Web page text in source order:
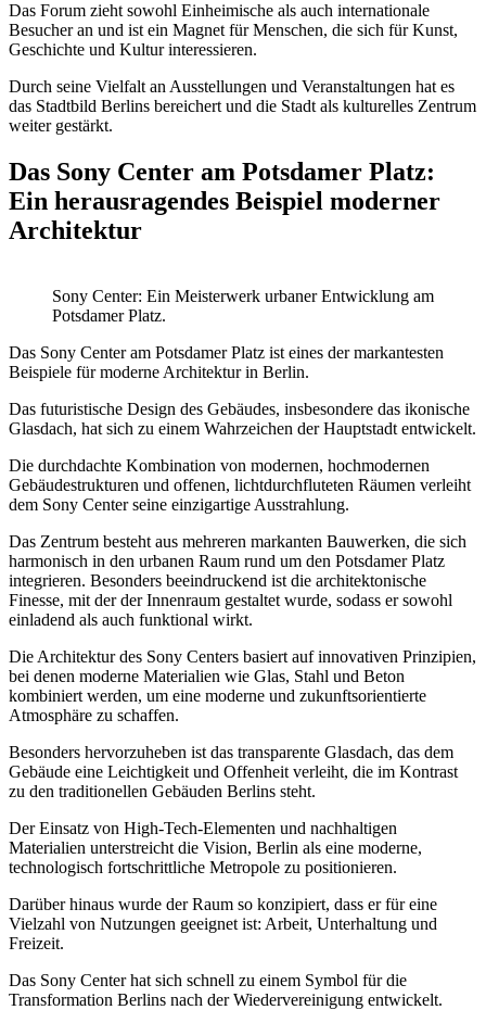
Das Forum zieht sowohl Einheimische als auch internationale
Besucher an und ist ein Magnet für Menschen, die sich für Kunst,
Geschichte und Kultur interessieren.
Durch seine Vielfalt an Ausstellungen und Veranstaltungen hat es
das Stadtbild Berlins bereichert und die Stadt als kulturelles Zentrum
weiter gestärkt.
Das Sony Center am Potsdamer Platz:
Ein herausragendes Beispiel moderner
Architektur
Sony Center: Ein Meisterwerk urbaner Entwicklung am
Potsdamer Platz.
Das Sony Center am Potsdamer Platz ist eines der markantesten
Beispiele für moderne Architektur in Berlin.
Das futuristische Design des Gebäudes, insbesondere das ikonische
Glasdach, hat sich zu einem Wahrzeichen der Hauptstadt entwickelt.
Die durchdachte Kombination von modernen, hochmodernen
Gebäudestrukturen und offenen, lichtdurchfluteten Räumen verleiht
dem Sony Center seine einzigartige Ausstrahlung.
Das Zentrum besteht aus mehreren markanten Bauwerken, die sich
harmonisch in den urbanen Raum rund um den Potsdamer Platz
integrieren. Besonders beeindruckend ist die architektonische
Finesse, mit der der Innenraum gestaltet wurde, sodass er sowohl
einladend als auch funktional wirkt.
Die Architektur des Sony Centers basiert auf innovativen Prinzipien,
bei denen moderne Materialien wie Glas, Stahl und Beton
kombiniert werden, um eine moderne und zukunftsorientierte
Atmosphäre zu schaffen.
Besonders hervorzuheben ist das transparente Glasdach, das dem
Gebäude eine Leichtigkeit und Offenheit verleiht, die im Kontrast
zu den traditionellen Gebäuden Berlins steht.
Der Einsatz von High-Tech-Elementen und nachhaltigen
Materialien unterstreicht die Vision, Berlin als eine moderne,
technologisch fortschrittliche Metropole zu positionieren.
Darüber hinaus wurde der Raum so konzipiert, dass er für eine
Vielzahl von Nutzungen geeignet ist: Arbeit, Unterhaltung und
Freizeit.
Das Sony Center hat sich schnell zu einem Symbol für die
Transformation Berlins nach der Wiedervereinigung entwickelt.